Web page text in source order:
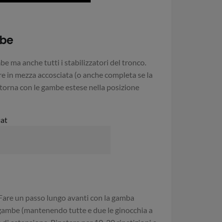
ma anche tutti i stabilizzatori del tronco.
in mezza accosciata (o anche completa se la
con le gambe estese nella posizione
un passo lungo avanti con la gamba
(mantenendo tutte e due le ginocchia a